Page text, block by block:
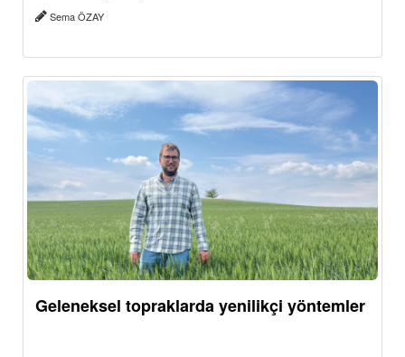
Sema ÖZAY
Geleneksel topraklarda yenilikçi yöntemler